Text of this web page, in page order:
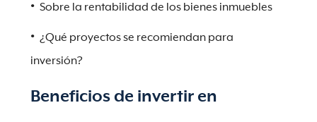
Sobre la rentabilidad de los bienes inmuebles
¿Qué proyectos se recomiendan para
inversión?
Beneficios de invertir en